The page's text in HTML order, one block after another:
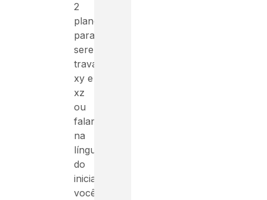
2
planos
para
serem
travados
xy e
xz
ou
falando
na
língua
do
iniciante,
você